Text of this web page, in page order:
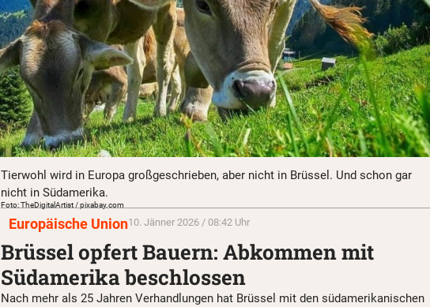
Tierwohl wird in Europa großgeschrieben, aber nicht in Brüssel. Und schon gar
nicht in Südamerika.
Foto: TheDigitalArtist / pixabay.com
Europäische Union10. Jänner 2026 / 08:42 Uhr
Brüssel opfert Bauern: Abkommen mit
Südamerika beschlossen
Nach mehr als 25 Jahren Verhandlungen hat Brüssel mit den südamerikanischen